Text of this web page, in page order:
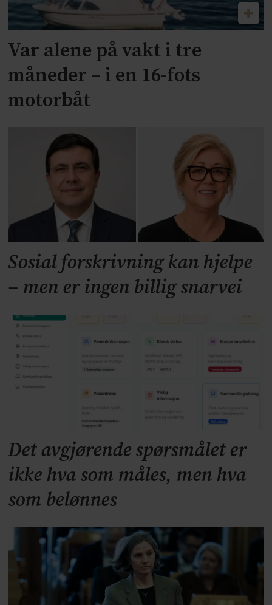
Var alene på vakt i tre
måneder – i en 16-fots
motorbåt
Sosial forskrivning kan hjelpe
– men er ingen billig snarvei
Det avgjørende spørsmålet er
ikke hva som måles, men hva
som belønnes